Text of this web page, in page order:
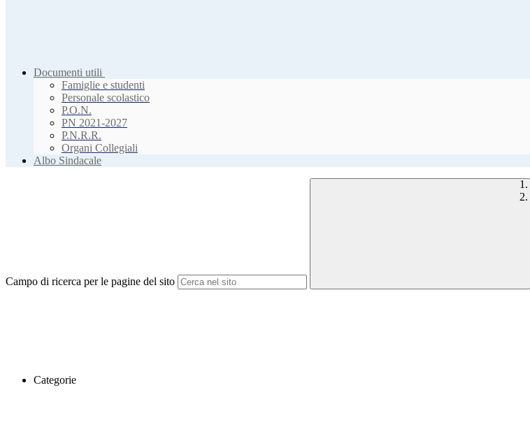
Documenti utili
Famiglie e studenti
Personale scolastico
P.O.N.
PN 2021-2027
P.N.R.R.
Organi Collegiali
Albo Sindacale
Campo di ricerca per le pagine del sito
Categorie